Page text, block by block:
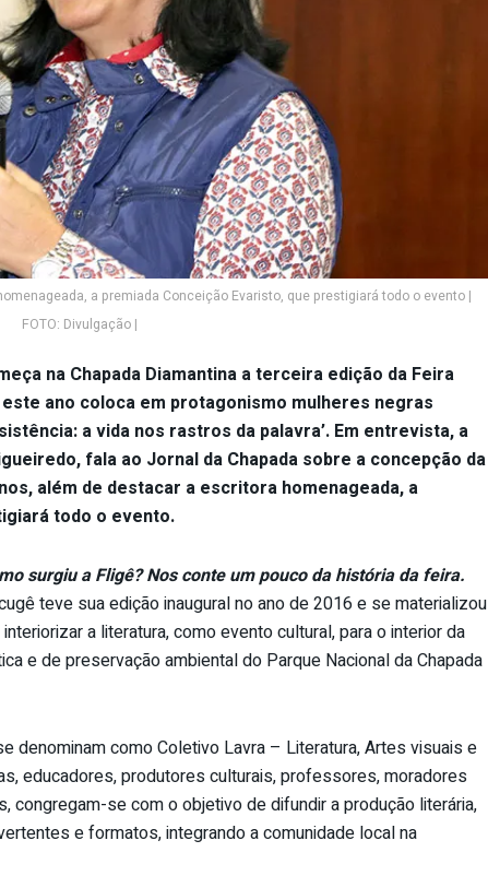
a premiada Conceição Evaristo, que prestigiará todo o evento |
FOTO: Divulgação |
na Chapada Diamantina a terceira edição da Feira
ano coloca em protagonismo mulheres negras
a vida nos rastros da palavra’. Em entrevista, a
fala ao Jornal da Chapada sobre a concepção da
além de destacar a escritora homenageada, a
todo o evento.
surgiu a Fligê? Nos conte um pouco da história da feira.
teve sua edição inaugural no ano de 2016 e se materializou
a literatura, como evento cultural, para o interior da
e de preservação ambiental do Parque Nacional da Chapada
denominam como Coletivo Lavra – Literatura, Artes visuais e
educadores, produtores culturais, professores, moradores
congregam-se com o objetivo de difundir a produção literária,
e formatos, integrando a comunidade local na